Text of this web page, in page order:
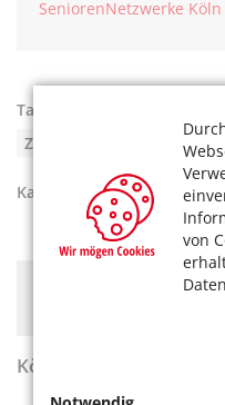
von
SeniorenNetzwerke
Tags:
Zusammenkommen
Kategorien:
Hier könnte Werbung
KölnerLeben Sommer